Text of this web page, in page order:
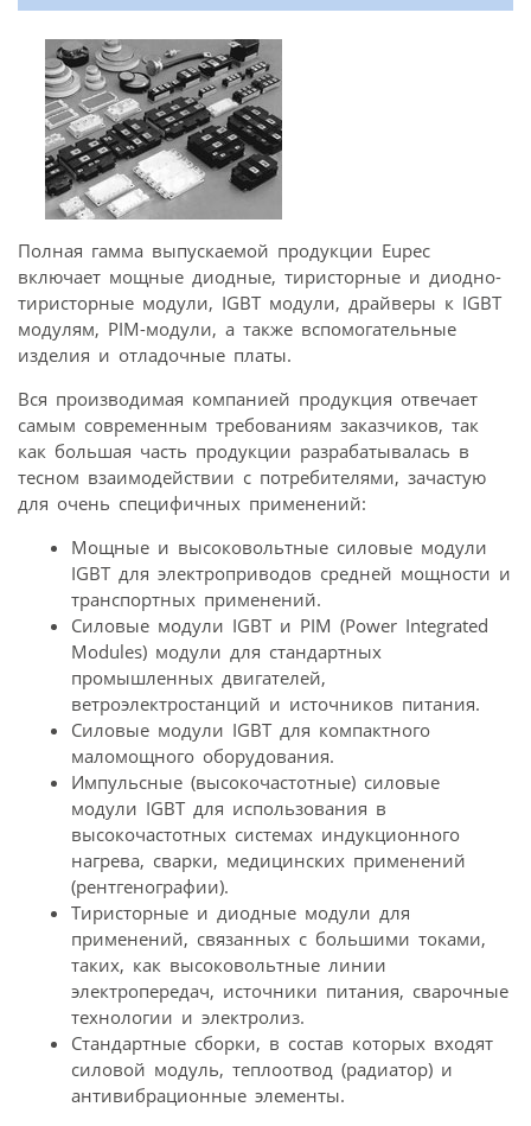
Полная гамма выпускаемой продукции Eupec
включает мощные диодные, тиристорные и диодно-
тиристорные модули, IGBT модули, драйверы к IGBT
модулям, PIM-модули, а также вспомогательные
изделия и отладочные платы.
Вся производимая компанией продукция отвечает
самым современным требованиям заказчиков, так
как большая часть продукции разрабатывалась в
тесном взаимодействии с потребителями, зачастую
для очень специфичных применений:
Мощные и высоковольтные силовые модули
IGBT для электроприводов средней мощности и
транспортных применений.
Силовые модули IGBT и PIM (Power Integrated
Modules) модули для стандартных
промышленных двигателей,
ветроэлектростанций и источников питания.
Силовые модули IGBT для компактного
маломощного оборудования.
Импульсные (высокочастотные) силовые
модули IGBT для использования в
высокочастотных системах индукционного
нагрева, сварки, медицинских применений
(рентгенографии).
Тиристорные и диодные модули для
применений, связанных с большими токами,
таких, как высоковольтные линии
электропередач, источники питания, сварочные
технологии и электролиз.
Стандартные сборки, в состав которых входят
силовой модуль, теплоотвод (радиатор) и
антивибрационные элементы.